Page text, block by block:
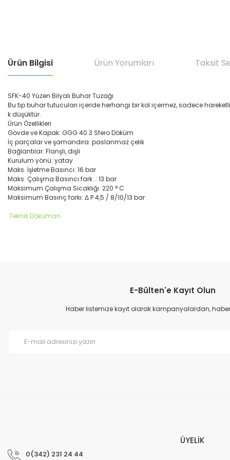
Ürün Bilgisi Ürün Yorumları Taksit
SFK-40 Yüzen Bilyalı Buhar Tuzağı
Bu tip buhar tutucuları içeride herhangi bir kol içermez, sadece
k düşüktür.
Ürün Özellikleri
Gövde ve Kapak: GGG 40.3 Sfero Döküm
İç parçalar ve şamandıra: paslanmaz çelik
Bağlantılar: Flanşlı, dişli
Kurulum yönü: yatay
Maks. İşletme Basıncı: 16 bar
Maks. Çalışma Basıncı fark .: 13 bar
Maksimum Çalışma Sıcaklığı: 220 ° C
Maksimum Basınç farkı: Δ P 4,5 / 8/10/13 bar
Teknik Döküman
Ürün resmi kalitesiz, bozuk veya görüntülenemiyor.
Ürün açıklamasında eksik bilgiler bulunuyor.
E-Bülten'e Kayıt Olun
Haber listemize kayıt olarak kampanyalardan,
0(342) 231 24 44
ÜYELİK